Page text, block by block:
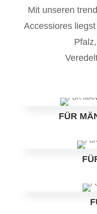
Mit unseren
Accessiores
FÜR